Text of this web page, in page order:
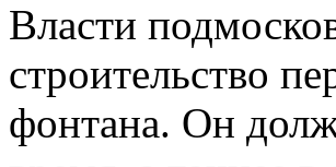
Власти
строительство
фонтана. Он